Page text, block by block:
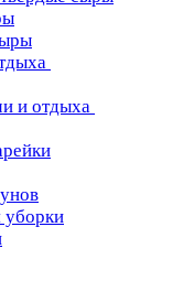
и отдыха
уборки